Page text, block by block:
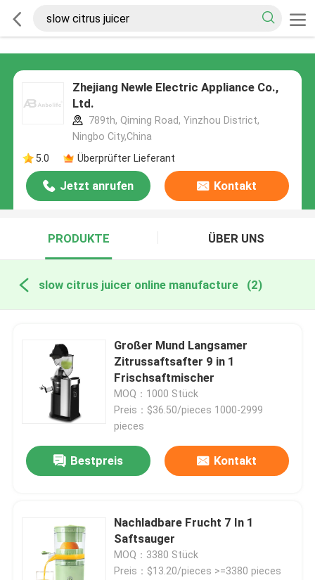
Zhejiang Newle Electric Appliance Co.,
Ltd.
789th, Qiming Road, Yinzhou District,
Ningbo City,China
5.0
Überprüfter Lieferant
Jetzt anrufen Kontakt
PRODUKTE ÜBER UNS
slow citrus juicer online manufacture (2)
Großer Mund Langsamer
Zitrussaftsafter 9 in 1
Frischsaftmischer
MOQ：1000 Stück
Preis：$36.50/pieces 1000-2999
pieces
Bestpreis Kontakt
Nachladbare Frucht 7 In 1
Saftsauger
MOQ：3380 Stück
Preis：$13.20/pieces >=3380 pieces